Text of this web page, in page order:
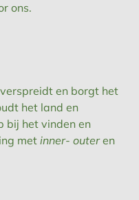
ons.
en borgt het
het land en
bij het vinden en
met inner- outeren